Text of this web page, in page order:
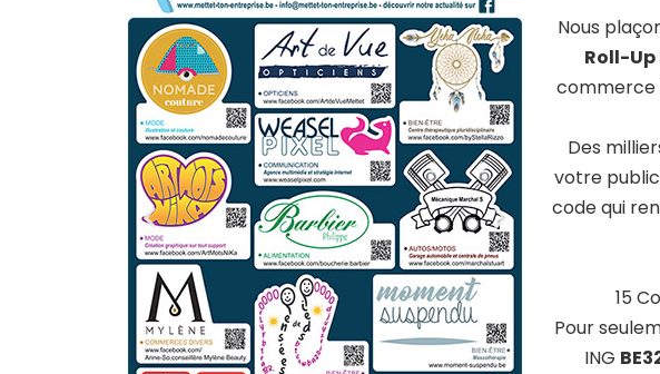
Nous
Roll-
commerce
Des
votre
code qui
15
Pour
ING